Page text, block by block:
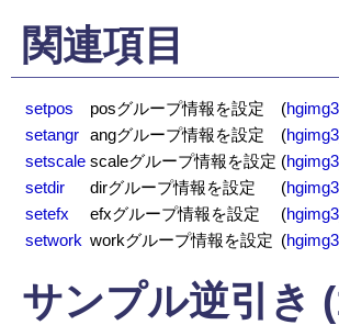
関連項目
setpos posグループ情報を設定 (hgimg3
setangr angグループ情報を設定 (hgimg3
setscale scaleグループ情報を設定 (hgimg3
setdir
dirグループ情報を設定 (hgimg3
setefx
efxグループ情報を設定 (hgimg3
setwork workグループ情報を設定 (hgimg3
サンプル逆引き